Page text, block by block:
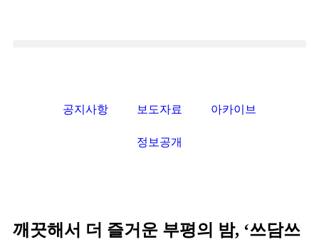
공지사항 보도자료 아카이브
정보공개
깨끗해서 더 즐거운 부평의 밤, ‘쓰담쓰